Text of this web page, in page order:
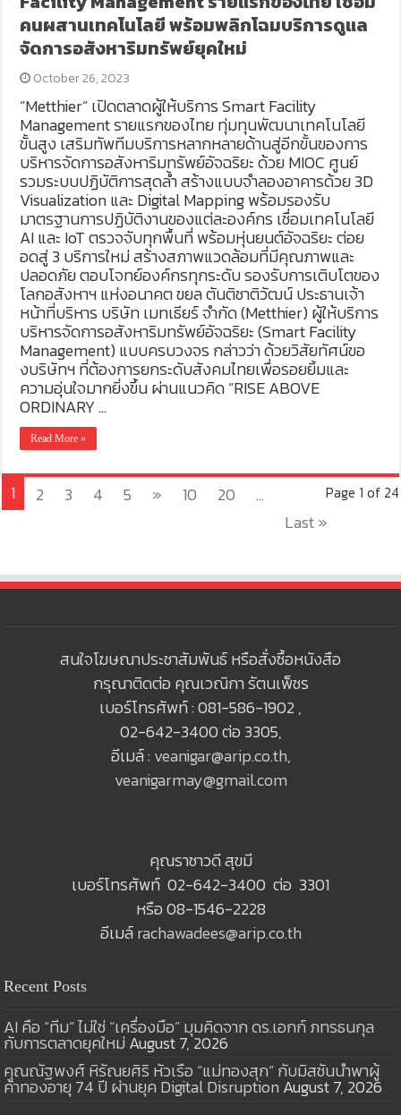
คนผสานเทคโนโลยี พร้อมพลิกโฉมบริการดูแล
จัดการอสังหาริมทรัพย์ยุคใหม่
October 26, 2023
“Metthier” เปิดตลาดผู้ให้บริการ Smart Facility
Management รายแรกของไทย ทุ่มทุนพัฒนาเทคโนโลยี
ขั้นสูง เสริมทัพทีมบริการหลากหลายด้านสู่อีกขั้นของการ
บริหารจัดการอสังหาริมทรัพย์อัจฉริยะ ด้วย MIOC ศูนย์
รวมระบบปฏิบัติการสุดล้ำ สร้างแบบจำลองอาคารด้วย 3D
Visualization และ Digital Mapping พร้อมรองรับ
มาตรฐานการปฏิบัติงานของแต่ละองค์กร เชื่อมเทคโนโลยี
AI และ IoT ตรวจจับทุกพื้นที่ พร้อมหุ่นยนต์อัจฉริยะ ต่อย
อดสู่ 3 บริการใหม่ สร้างสภาพแวดล้อมที่มีคุณภาพและ
ปลอดภัย ตอบโจทย์องค์กรทุกระดับ รองรับการเติบโตของ
โลกอสังหาฯ แห่งอนาคต ขยล ตันติชาติวัฒน์ ประธานเจ้า
หน้าที่บริหาร บริษัท เมทเธียร์ จำกัด (Metthier) ผู้ให้บริการ
บริหารจัดการอสังหาริมทรัพย์อัจฉริยะ (Smart Facility
Management) แบบครบวงจร กล่าวว่า ด้วยวิสัยทัศน์ขอ
งบริษัทฯ ที่ต้องการยกระดับสังคมไทยเพื่อรอยยิ้มและ
ความอุ่นใจมากยิ่งขึ้น ผ่านแนวคิด “RISE ABOVE
ORDINARY …
Read More »
Page 1 of 24
1 2 3 4 5 » 10 20
...
Last »
สนใจโฆษณาประชาสัมพันธ์ หรือสั่งซื้อหนังสือ
กรุณาติดต่อ คุณเวณิกา รัตนเพ็ชร
เบอร์โทรศัพท์ : 081-586-1902 ,
02-642-3400 ต่อ 3305,
อีเมล์ : veanigar@arip.co.th,
veanigarmay@gmail.com
คุณราชาวดี สุขมี
เบอร์โทรศัพท์ 02-642-3400 ต่อ 3301
หรือ 08-1546-2228
อีเมล์rachawadees@arip.co.th
Recent Posts
AI คือ “ทีม” ไม่ใช่ “เครื่องมือ” มุมคิดจาก ดร.เอกก์ ภทรธนกุล
กับการตลาดยุคใหม่ August 7, 2026
คุณณัฐพงศ์ หิรัณยศิริ หัวเรือ “แม่ทองสุก” กับมิสชันนำพาผู้
ค้าทองอายุ 74 ปี ผ่านยุค Digital Disruption August 7, 2026